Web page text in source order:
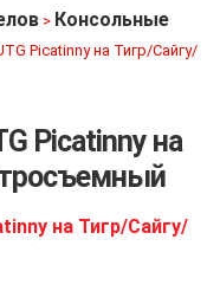
> Консольные
Picatinny на Тигр/Сайгу/
Picatinny на